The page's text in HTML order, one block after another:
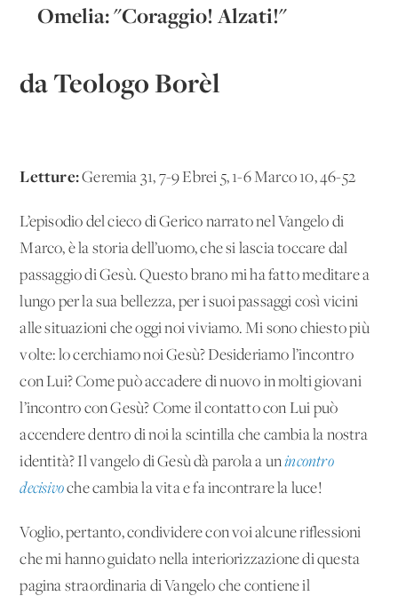
Omelia: "Coraggio! Alzati!"
da Teologo Borèl
Letture:Geremia 31, 7-9 Ebrei 5, 1-6 Marco 10, 46-52
L’episodio del cieco di Gerico narrato nel Vangelo di
Marco, è la storia dell’uomo, che si lascia toccare dal
passaggio di Gesù. Questo brano mi ha fatto meditare a
lungo per la sua bellezza, per i suoi passaggi così vicini
alle situazioni che oggi noi viviamo. Mi sono chiesto più
volte: lo cerchiamo noi Gesù? Desideriamo l’incontro
con Lui? Come può accadere di nuovo in molti giovani
l’incontro con Gesù? Come il contatto con Lui può
accendere dentro di noi la scintilla che cambia la nostra
identità? Il vangelo di Gesù dà parola a unincontro
decisivoche cambia la vita e fa incontrare la luce!
Voglio, pertanto, condividere con voi alcune riflessioni
che mi hanno guidato nella interiorizzazione di questa
pagina straordinaria di Vangelo che contiene il